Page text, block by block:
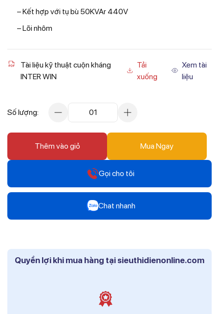
– Kết hợp với tụ bù 50KVAr 440V
– Lõi nhôm
Tài liệu kỹ thuật cuộn kháng
INTER WIN
Tải
xuống
Xem tài
liệu
Số lượng: 01
Thêm vào giỏ Mua Ngay
Gọi cho tôi
0916 804 808
Chat nhanh
Mr Trâm - Điện Thái Dương
Quyền lợi khi mua hàng tại sieuthidienonline.com